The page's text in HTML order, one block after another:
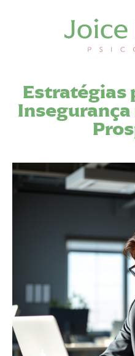
Estratégias